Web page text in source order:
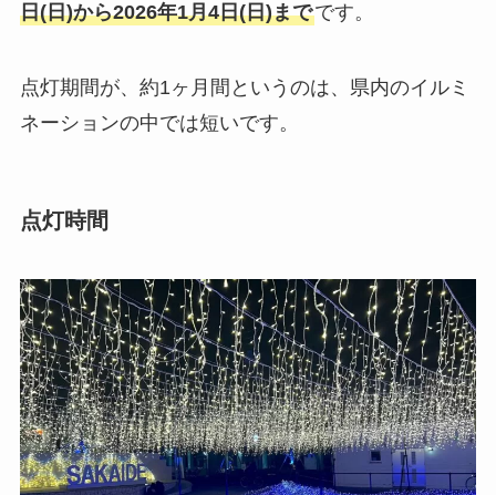
日(日)から2026年1月4日(日)までです。
点灯期間が、約1ヶ月間というのは、県内のイルミ
ネーションの中では短いです。
点灯時間